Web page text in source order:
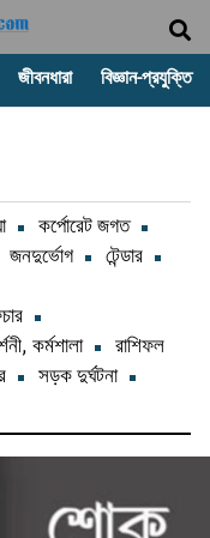
জীবনধারা বিজ্ঞান-প্রযুক্তি
কর্পোরেট জগত
জনদুর্ভোগ
টেন্ডার
কর্মশালা
রাশিফল
সড়ক দুর্ঘটনা